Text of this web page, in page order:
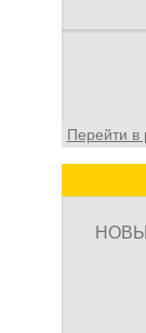
Перейти в